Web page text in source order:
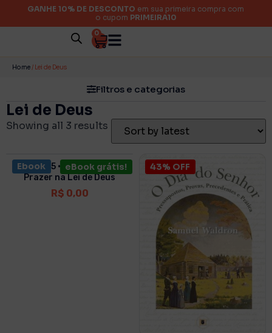
GANHE 10% DE DESCONTO em sua primeira compra com
o cupom PRIMEIRA10
0
Home / Lei de Deus
Filtros e categorias
Lei de Deus
Showing all 3 results
Ebook eBook grátis!
Sermão 15 • Um Crente Tem
Prazer na Lei de Deus
R$ 0,00
43% OFF
Autor
Acabamento